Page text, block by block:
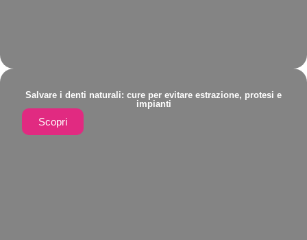
Salvare i denti naturali: cure per evitare estrazione, protesi e
impianti
Scopri